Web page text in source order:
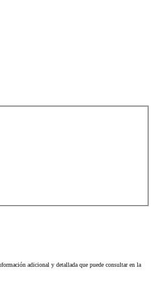
adicional y detallada que puede consultar en la